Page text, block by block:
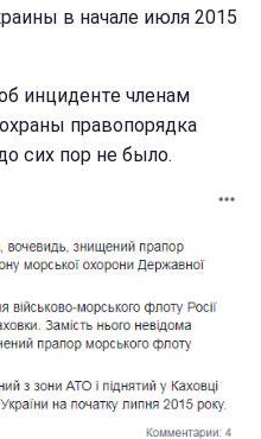
в начале июля 2015
инциденте членам
правопорядка
сих пор не было.